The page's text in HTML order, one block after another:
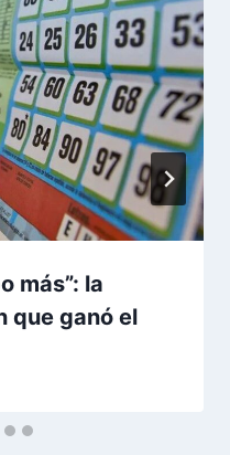
más”: la
que ganó el